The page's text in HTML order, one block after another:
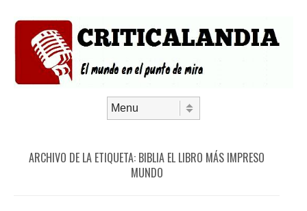
ARCHIVO DE LA ETIQUETA: BIBLIA EL LIBRO MÁS IMPRESO
MUNDO